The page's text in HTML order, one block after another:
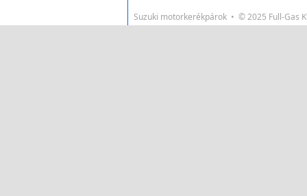
Suzuki motorkerékpárok • © 2025 Full-Gas